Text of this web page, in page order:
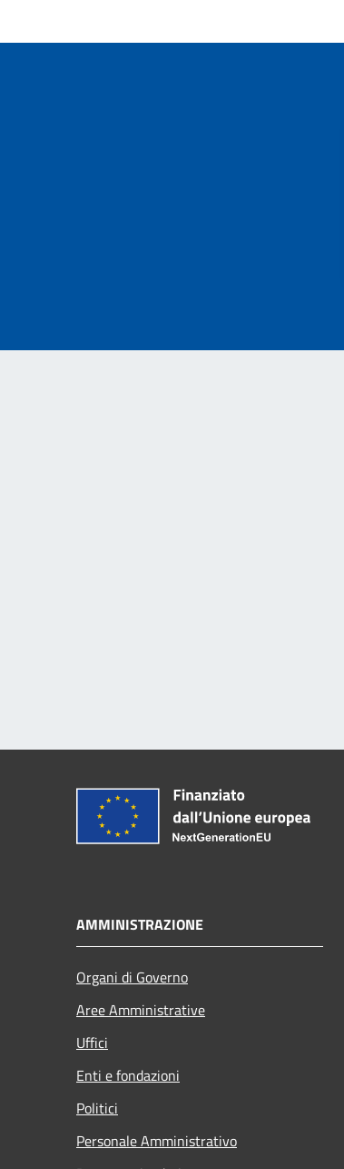
AMMINISTRAZIONE
Organi di Governo
Aree Amministrative
Uffici
Enti e fondazioni
Politici
Personale Amministrativo